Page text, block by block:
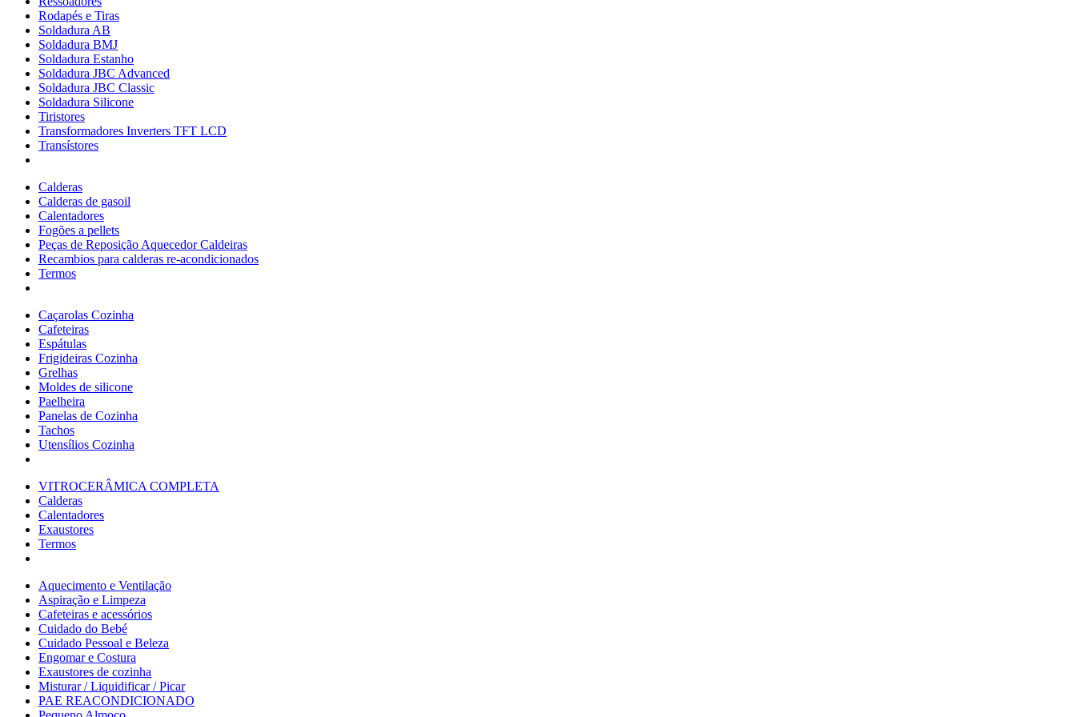
Rodapés e Tiras
Soldadura AB
Soldadura BMJ
Soldadura Estanho
Soldadura JBC Advanced
Soldadura JBC Classic
Soldadura Silicone
Tiristores
Transformadores Inverters TFT LCD
Transístores
Calderas
Calderas de gasoil
Calentadores
Fogões a pellets
Peças de Reposição Aquecedor Caldeiras
Recambios para calderas re-acondicionados
Termos
Caçarolas Cozinha
Cafeteiras
Espátulas
Frigideiras Cozinha
Grelhas
Moldes de silicone
Paelheira
Panelas de Cozinha
Tachos
Utensílios Cozinha
VITROCERÂMICA COMPLETA
Calderas
Calentadores
Exaustores
Termos
Aquecimento e Ventilação
Aspiração e Limpeza
Cafeteiras e acessórios
Cuidado do Bebé
Cuidado Pessoal e Beleza
Engomar e Costura
Exaustores de cozinha
Misturar / Liquidificar / Picar
PAE REACONDICIONADO